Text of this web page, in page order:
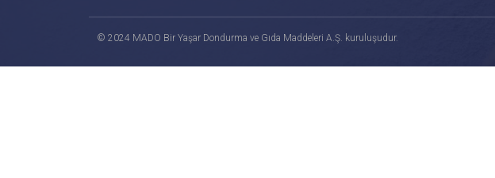
© 2024 MADO Bir Yaşar Dondurma ve Gıda Maddeleri A.Ş. kuruluşudur.